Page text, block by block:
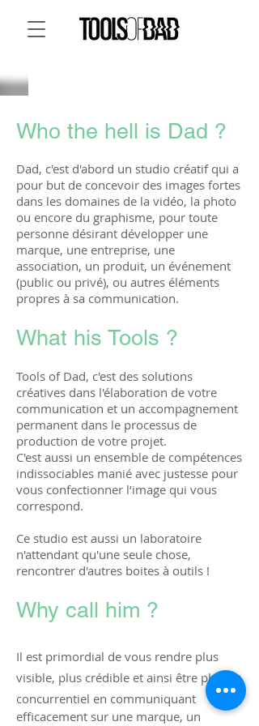
Who the hell is Dad ?
Dad, c'est d'abord un studio créatif qui a
pour but de concevoir des images fortes
dans les domaines de la vidéo, la photo
ou encore du graphisme, pour toute
personne désirant développer une
marque, une entreprise, une
association, un produit, un événement
(public ou privé), ou autres éléments
propres à sa communication.
What his Tools ?
Tools of Dad, c'est des solutions
créatives dans l'élaboration de votre
communication et un accompagnement
permanent dans le processus de
production de votre projet.
C'est aussi un ensemble de compétences
indissociables manié avec justesse pour
vous confectionner l’image qui vous
correspond.
Ce studio est aussi un laboratoire
n'attendant qu'une seule chose,
rencontrer d'autres boites à outils !
Why call him ?
Il est primordial de vous rendre plus
visible, plus crédible et ainsi être plus
concurrentiel en communiquant
efficacement sur une marque, un